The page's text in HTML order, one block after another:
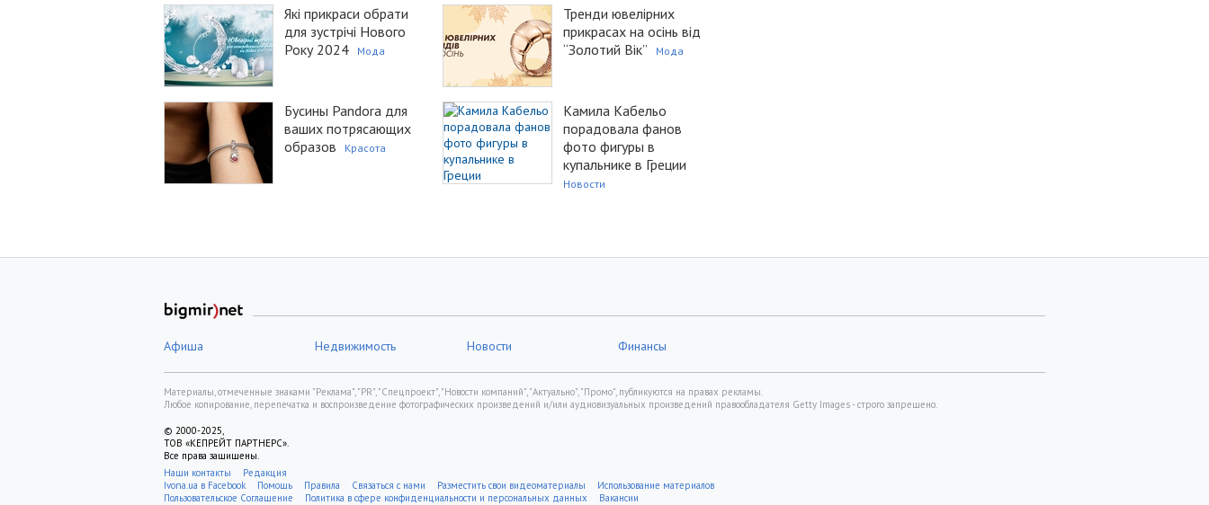
Які прикраси обрати
для зустрічі Нового
Року 2024
Мода
Тренди ювелірних
прикрасах на осінь від
“Золотий Вік”
Мода
Бусины Pandora для
ваших потрясающих
образов
Красота
Камила Кабельо
порадовала фанов
фото фигуры в
купальнике в Греции
Новости
Афиша Недвижимость Новости Финансы
Материалы, отмеченные знаками "Реклама", "PR", "Спецпроект", "Новости компаний", "Актуально", "Промо", публикуются на правах рекламы.
Любое копирование, перепечатка и воспроизведение фотографических произведений и/или аудиовизуальных произведений правообладателя Getty Images - строго запрещено.
© 2000-2025,
ТОВ «КЕПРЕЙТ ПАРТНЕРС».
Все права защищены.
Наши контакты
Редакция
Ivona.ua в Facebook
Помощь Правила Связаться с нами Разместить свои видеоматериалы
Использование материалов
Пользовательское Соглашение
Политика в сфере конфиденциальности и персональных данных Вакансии